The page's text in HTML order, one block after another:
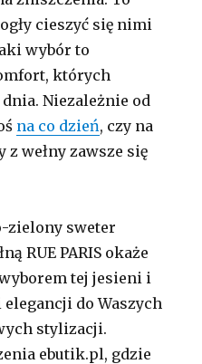
cieszyć się nimi
wybór to
których
Niezależnie od
na co dzień, czy na
wełny zawsze się
zielony sweter
RUE PARIS okaże
tej jesieni i
do Waszych
stylizacji.
ebutik.pl, gdzie